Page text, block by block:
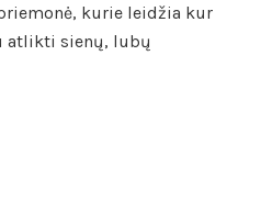
kurie leidžia kur
atlikti sienų, lubų